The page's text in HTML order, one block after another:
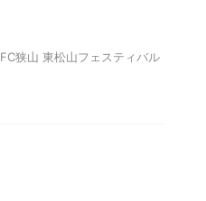
狭山 東松山フェスティバル